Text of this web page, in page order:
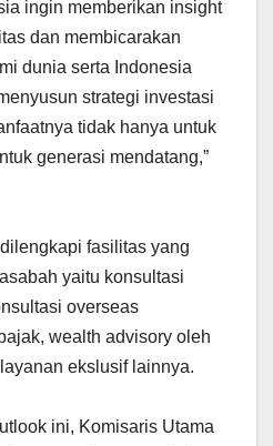
ingin memberikan insight
dan membicarakan
dunia serta Indonesia
strategi investasi
tidak hanya untuk
generasi mendatang,”
fasilitas yang
yaitu konsultasi
overseas
wealth advisory oleh
ekslusif lainnya.
ini, Komisaris Utama